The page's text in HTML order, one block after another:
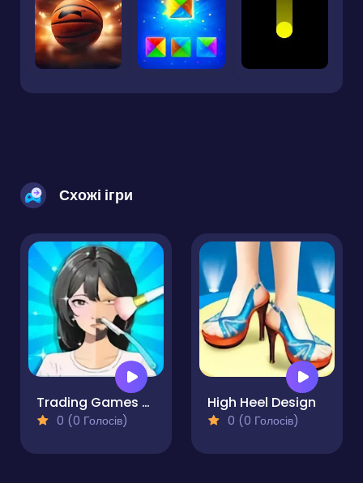
Схожі ігри
Trading Games Playtime
0 (0 Голосів)
High Heel Design
0 (0 Голосів)